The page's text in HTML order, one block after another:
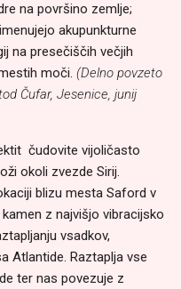
na površino zemlje;
akupunkturne
na presečiščih večjih
moči.(Delno povzeto
Čufar, Jesenice, junij
čudovite vijoličasto
okoli zvezde Sirij.
blizu mesta Saford v
z najvišjo vibracijsko
vsadkov,
Atlantide. Raztaplja vse
ter nas povezuje z